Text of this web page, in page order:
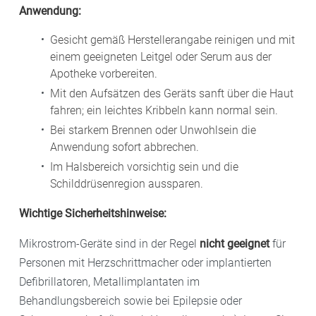
Anwendung:
Gesicht gemäß Herstellerangabe reinigen und mit
einem geeigneten Leitgel oder Serum aus der
Apotheke vorbereiten.
Mit den Aufsätzen des Geräts sanft über die Haut
fahren; ein leichtes Kribbeln kann normal sein.
Bei starkem Brennen oder Unwohlsein die
Anwendung sofort abbrechen.
Im Halsbereich vorsichtig sein und die
Schilddrüsenregion aussparen.
Wichtige Sicherheitshinweise:
Mikrostrom-Geräte sind in der Regel nicht geeignetfür
Personen mit Herzschrittmacher oder implantierten
Defibrillatoren, Metallimplantaten im
Behandlungsbereich sowie bei Epilepsie oder